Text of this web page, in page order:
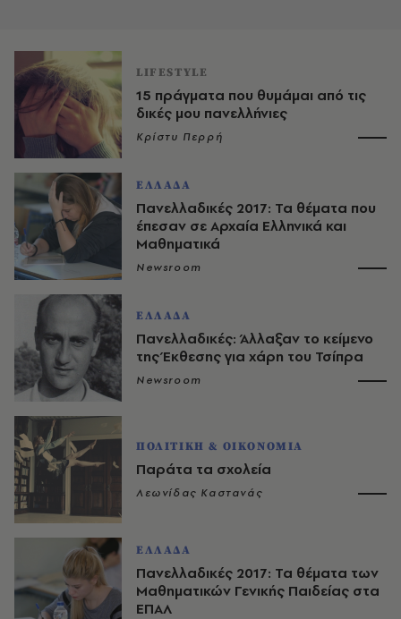
LIFESTYLE
15 πράγματα που θυμάμαι από τις
δικές μου πανελλήνιες
Κρίστυ Περρή
ΕΛΛΑΔΑ
Πανελλαδικές 2017: Τα θέματα που
έπεσαν σε Αρχαία Ελληνικά και
Μαθηματικά
Newsroom
ΕΛΛΑΔΑ
Πανελλαδικές: Άλλαξαν το κείμενο
της Έκθεσης για χάρη του Τσίπρα
Newsroom
ΠΟΛΙΤΙΚΗ & ΟΙΚΟΝΟΜΙΑ
Παράτα τα σχολεία
Λεωνίδας Καστανάς
ΕΛΛΑΔΑ
Πανελλαδικές 2017: Τα θέματα των
Μαθηματικών Γενικής Παιδείας στα
ΕΠΑΛ